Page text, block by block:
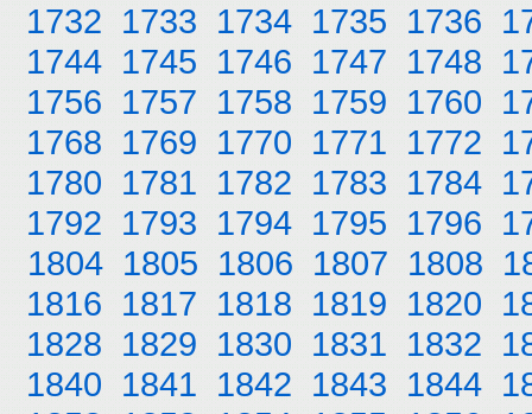
1732 1733 1734 1735 1736
1744 1745 1746 1747 1748
1756 1757 1758 1759 1760
1768 1769 1770 1771 1772
1780 1781 1782 1783 1784
1792 1793 1794 1795 1796
1804 1805 1806 1807 1808
1816 1817 1818 1819 1820
1828 1829 1830 1831 1832
1840 1841 1842 1843 1844